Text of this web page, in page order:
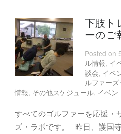
下肢ト
ーのご
Posted on
ル情報, イ
談会, イベ
ルファー
情報, その他スケジュール, イベン
すべてのゴルファーを応援・
ズ・ラボです。 昨日、護国